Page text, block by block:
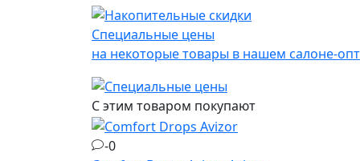
Специальные цены
на некоторые товары в нашем салоне-
С этим товаром покупают
-0